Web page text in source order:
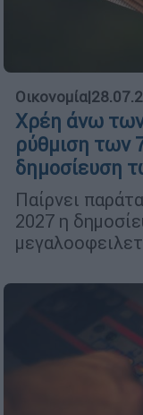
Οικονομία|
Χρέη άνω
ρύθμιση των
δημοσίευση
Παίρνει
2027 η